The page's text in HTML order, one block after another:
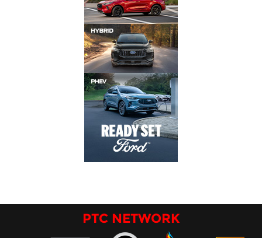
PTC NETWORK